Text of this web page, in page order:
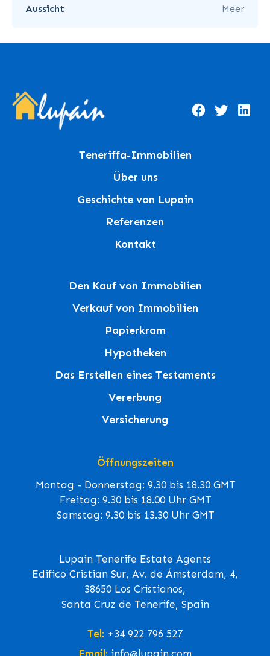
Aussicht Meer
Teneriffa-Immobilien
Über uns
Geschichte von Lupain
Referenzen
Kontakt
Den Kauf von Immobilien
Verkauf von Immobilien
Papierkram
Hypotheken
Das Erstellen eines Testaments
Vererbung
Versicherung
Öffnungszeiten
Montag - Donnerstag: 9.30 bis 18.30 GMT
Freitag: 9.30 bis 18.00 Uhr GMT
Samstag: 9.30 bis 13.30 Uhr GMT
Lupain Tenerife Estate Agents
Edifico Cristian Sur, Av. de Ámsterdam, 4,
38650 Los Cristianos,
Santa Cruz de Tenerife, Spain
Tel: +34 922 796 527
Email: info@lupain.com